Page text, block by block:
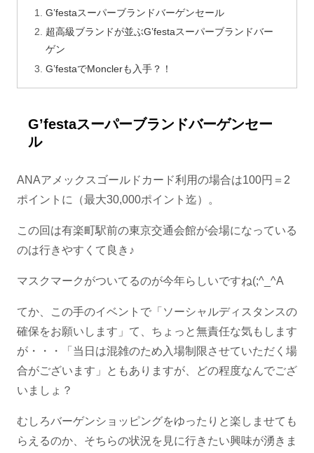
G’festaスーパーブランドバーゲンセール
超高級ブランドが並ぶG’festaスーパーブランドバー
ゲン
G’festaでMonclerも入手？！
G’festaスーパーブランドバーゲンセー
ル
ANAアメックスゴールドカード利用の場合は100円＝2
ポイントに（最大30,000ポイント迄）。
この回は有楽町駅前の東京交通会館が会場になっている
のは行きやすくて良き♪
マスクマークがついてるのが今年らしいですね(;^_^A
てか、この手のイベントで「ソーシャルディスタンスの
確保をお願いします」て、ちょっと無責任な気もします
が・・・「当日は混雑のため入場制限させていただく場
合がございます」ともありますが、どの程度なんでござ
いましょ？
むしろバーゲンショッピングをゆったりと楽しませても
らえるのか、そちらの状況を見に行きたい興味が湧きま